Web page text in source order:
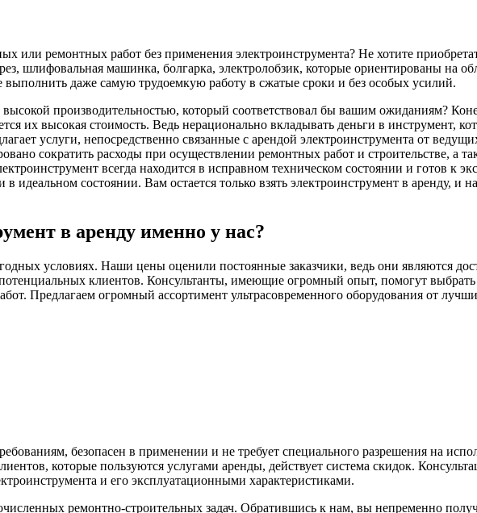
или ремонтных работ без применения электроинструмента? Не хотите
шлифовальная машинка, болгарка, электролобзик, которые ориентированы на
даже самую трудоемкую работу в сжатые сроки и без особых усилий.
производительностью, который соответствовал бы вашим ожиданиям?
их высокая стоимость. Ведь нерационально вкладывать деньги в инструмент,
услуги, непосредственно связанные с арендой электроинструмента от
сократить расходы при осуществлении ремонтных работ и строительстве, а
всегда находится в исправном техническом состоянии и готов к
состоянии. Вам остается только взять электроинструмент в аренду, и
в аренду именно у нас?
условиях. Наши цены оценили постоянные заказчики, ведь они являются
клиентов. Консультанты, имеющие огромный опыт, помогут выбрать
Предлагаем огромный ассортимент ультрасовременного оборудования от
безопасен в применении и не требует специального разрешения на
которые пользуются услугами аренды, действует система скидок.
и его эксплуатационными характеристиками.
ремонтно-строительных задач. Обратившись к нам, вы непременно